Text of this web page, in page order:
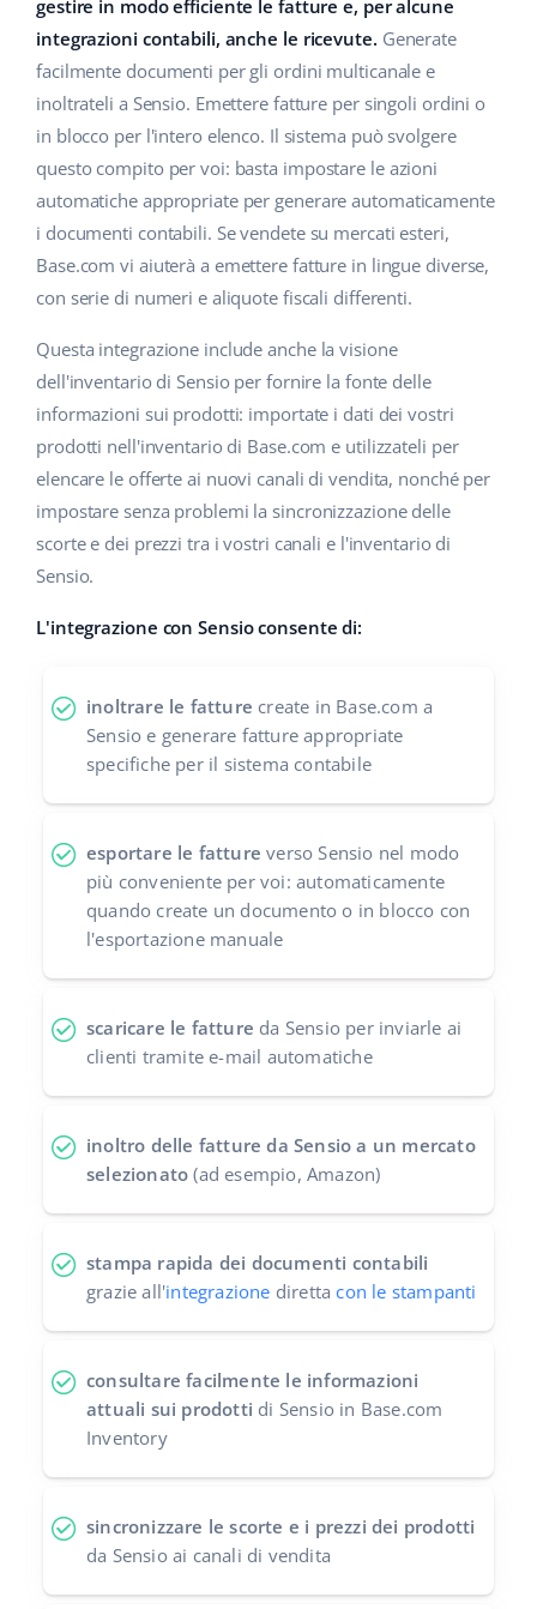
Gestione Spedizioni
Workflow Automation
Base Connect
AI per l'e-commerce
Casa e giardino
Prodotti per bambini
Elettronica
Automotive
Food&Grocery
Salute e bellezza
Moda
Centro Assistenza
Academy
Blog
Servizi
Audit dell'account
Altro
Calcolatore dei vantaggi
Collaborazione e partner
Contatto
english (GB)
english (IN)
čeština
deutsch
Ελληνικά
español (AR)
español (MX)
Italiano
polski
português (BR)
中文
gestire in modo efficiente le fatture e, per alcune
integrazioni contabili, anche le ricevute. Generate
facilmente documenti per gli ordini multicanale e
inoltrateli a Sensio. Emettere fatture per singoli ordini o
in blocco per l'intero elenco. Il sistema può svolgere
questo compito per voi: basta impostare le azioni
automatiche appropriate per generare automaticamente
i documenti contabili. Se vendete su mercati esteri,
Base.com vi aiuterà a emettere fatture in lingue diverse,
con serie di numeri e aliquote fiscali differenti.
Questa integrazione include anche la visione
dell'inventario di Sensio per fornire la fonte delle
informazioni sui prodotti: importate i dati dei vostri
prodotti nell'inventario di Base.com e utilizzateli per
elencare le offerte ai nuovi canali di vendita, nonché per
impostare senza problemi la sincronizzazione delle
scorte e dei prezzi tra i vostri canali e l'inventario di
Sensio.
L'integrazione con Sensio consente di:
inoltrare le fatture create in Base.com a
Sensio e generare fatture appropriate
specifiche per il sistema contabile
esportare le fatture verso Sensio nel modo
più conveniente per voi: automaticamente
quando create un documento o in blocco con
l'esportazione manuale
scaricare le fatture da Sensio per inviarle ai
clienti tramite e-mail automatiche
inoltro delle fatture da Sensio a un mercato
selezionato (ad esempio, Amazon)
stampa rapida dei documenti contabili
grazie all'integrazione direttacon le stampanti
consultare facilmente le informazioni
attuali sui prodotti di Sensio in Base.com
Inventory
sincronizzare le scorte e i prezzi dei prodotti
da Sensio ai canali di vendita